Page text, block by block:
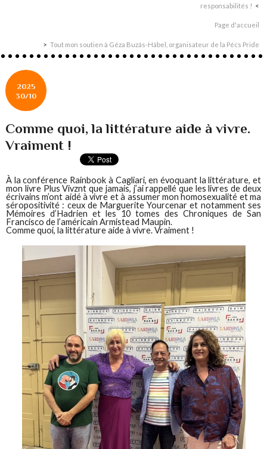
responsabilités !
Page d'accueil
Tout mon soutien à Géza Buzás-Hábel, organisateur de la Pécs Pride
2025
30/10
Comme quoi, la littérature aide à vivre.
Vraiment !
À la conférence Rainbook à Cagliari, en évoquant la littérature, et
mon livre Plus Vivznt que jamais, j’ai rappellé que les livres de deux
écrivains m’ont aidé à vivre et à assumer mon homosexualité et ma
séropositivité : ceux de Marguerite Yourcenar et notamment ses
Mémoires d’Hadrien et les 10 tomes des Chroniques de San
Francisco de l’américain Armistead Maupin.
Comme quoi, la littérature aide à vivre. Vraiment !